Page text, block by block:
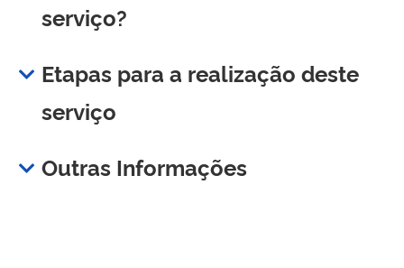
serviço?
Etapas para a realização deste
serviço
Outras Informações